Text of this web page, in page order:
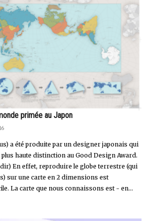
primée au Japon
a été produite par un designer japonais qui
haute distinction au Good Design Award.
En effet, reproduire le globe terrestre (qui
sur une carte en 2 dimensions est
La carte que nous connaissons est - en...